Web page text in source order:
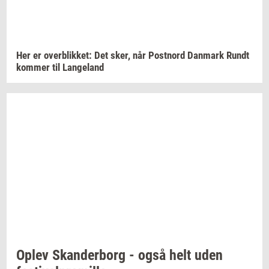
Her er over­blik­ket: Det sker, når Po­st­n­ord Dan­mark Rundt
kom­mer til Lan­geland
Oplev Skan­der­borg - også helt uden